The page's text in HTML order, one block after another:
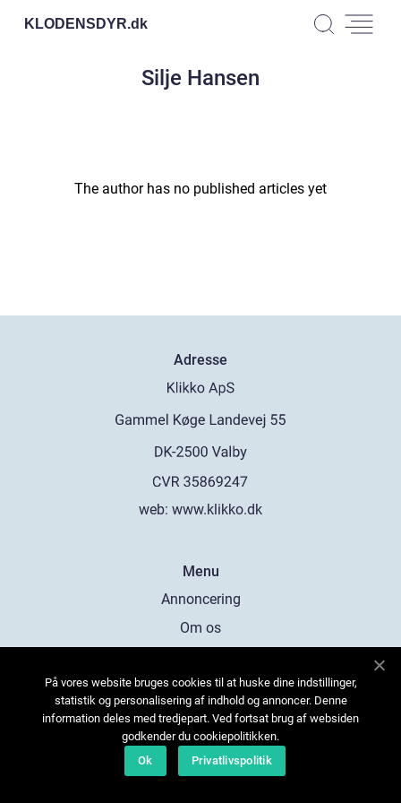
KLODENSDYR.dk
Silje Hansen
The author has no published articles yet
Adresse
web: www.klikko.dk
Menu
Annoncering
Om os
Kontakt os
Sitemap
På vores website bruges cookies til at huske dine indstillinger,
statistik og personalisering af indhold og annoncer. Denne
information deles med tredjepart. Ved fortsat brug af websiden
godkender du cookiepolitikken.
Ok
Privatlivspolitik